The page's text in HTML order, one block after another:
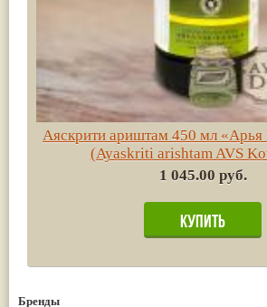
Аяскрити ариштам 450 мл
(Ayaskriti arishtam AVS
1 045.00 руб.
Бренды